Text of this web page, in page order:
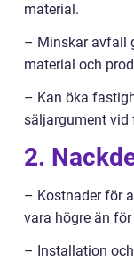
material.
– Minskar avfall
material och
– Kan öka
säljargument vid
2.
– Kostnader för
vara högre än
– Installation